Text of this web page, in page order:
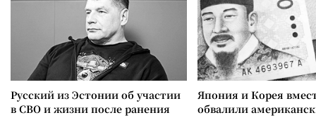
Русский из Эстонии об участии
в СВО и жизни после ранения
Япония и Корея
обвалили